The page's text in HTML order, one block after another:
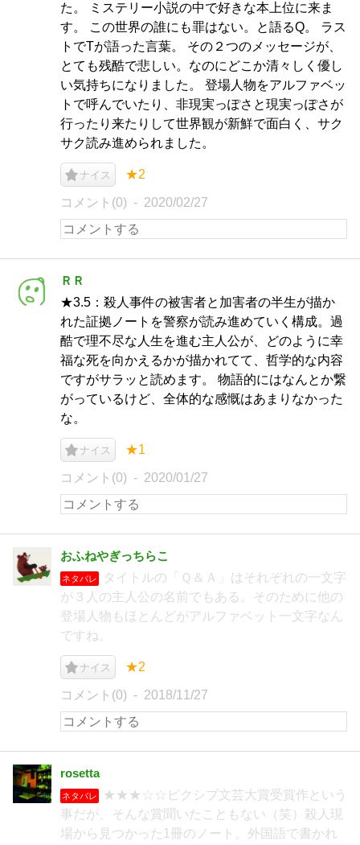
た。 ミステリー小説の中で好きな本上位に来ま
す。 この世界の誰にも罪はない。と語るQ。 ラス
トでTが語った言葉。 その２つのメッセージが、
とても残酷で悲しい。なのにどこか清々しく優し
い気持ちになりました。 登場人物をアルファベッ
トで呼んでいたり、非現実っぽさと現実っぽさが
行ったり来たりして世界観が新鮮で面白く、サク
サク読み進められました。
ナイス ★2
コメント(0) 2020/02/27
ＲＲ
★3.5：殺人事件の被害者と加害者の半生が描か
れた証拠ノートを警察が読み進めていく構成。過
酷で理不尽な人生を進む主人公が、どのように幸
福な死を向かえるかが描かれてて、哲学的な内容
ですがサラッと読めます。 物語的にはなんとか繋
がっているけど、全体的な感慨はあまりなかった
な。
ナイス ★1
コメント(0) 2020/01/27
おふねやぎっちらこ
ネタバレ
タイトルの「Ｑ＆Ａ」はそれぞれの一文字
が３人の主人公の名前でもある。そのために他の
登場人物もほとんどがアルファベット一文字なん
ですね。
ナイス ★2
コメント(0) 2018/11/27
rosetta
ネタバレ
★★★☆☆ピクシブ文芸大賞受賞作という
事だが、そんな賞聞いたこともない（笑）殺人現
場から見つかった1冊のノート。外国語で書かれ